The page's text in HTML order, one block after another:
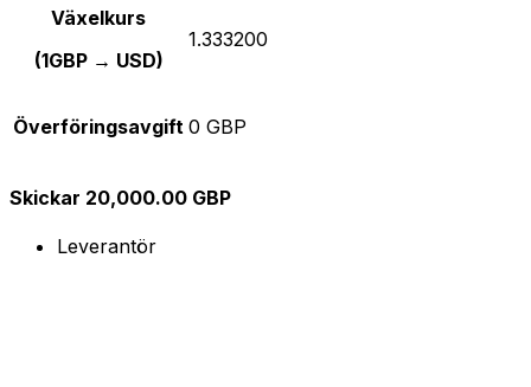
Växelkurs
(1GBP → USD)
1.333200
Överföringsavgift 0 GBP
Skickar 20,000.00 GBP
Leverantör